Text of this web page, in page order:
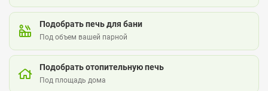
Подобрать печь для бани
Под объем вашей парной
Подобрать отопительную печь
Под площадь дома